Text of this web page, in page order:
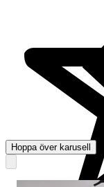
Hoppa över karusell